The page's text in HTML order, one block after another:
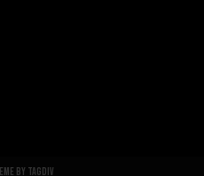
by TagDiv